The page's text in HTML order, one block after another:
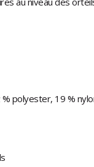
polyester, 19 %